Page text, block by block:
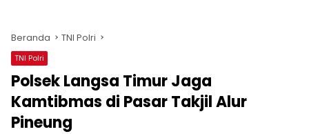
Beranda TNI Polri
TNI Polri
Polsek Langsa Timur Jaga
Kamtibmas di Pasar Takjil Alur
Pineung